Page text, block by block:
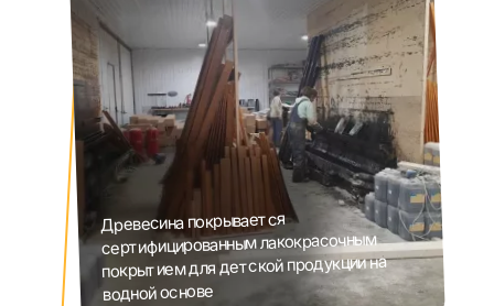
Древесина покрывается
сертифицированным лакокрасочным
покрытием для детской продукции на
водной основе